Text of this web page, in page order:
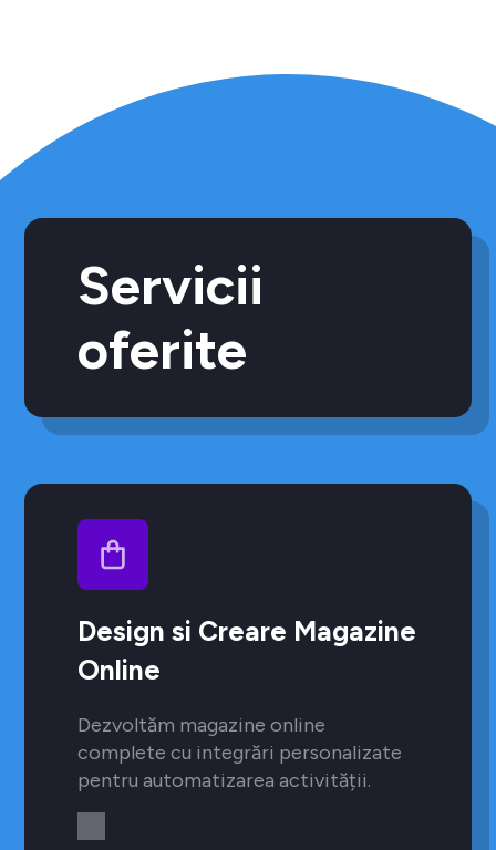
Servicii
oferite
Design si Creare Magazine
Online
Dezvoltăm magazine online
complete cu integrări personalizate
pentru automatizarea activității.